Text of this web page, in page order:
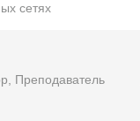
сетях
Преподаватель